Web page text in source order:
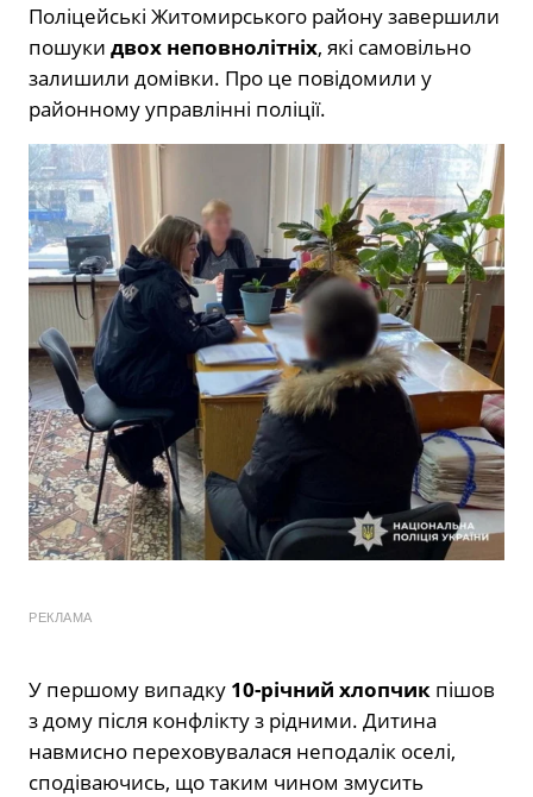
Поліцейські Житомирського району завершили
пошуки двох неповнолітніх, які самовільно
залишили домівки. Про це повідомили у
районному управлінні поліції.
РЕКЛАМА
У першому випадку 10-річний хлопчик пішов
з дому після конфлікту з рідними. Дитина
навмисно переховувалася неподалік оселі,
сподіваючись, що таким чином змусить